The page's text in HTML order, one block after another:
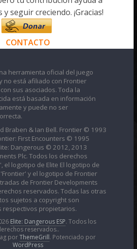
seguir creciendo. ¡Gracias!
CONTACTO
herramienta oficial del juego
no está afiliado con Frontier
sus asociados. Toda la
está basada en información
y puede no ser
Braben & Ian Bell. Frontier © 1993
First Encounters © 1995
Dangerous © 2012, 2013
Plc. Todos los derechos
el logotipo de Elite El logotipo de
y el logotipo de Frontier
de Frontier Developments
reservados. Todas las otras
sujetos a copyright son
propietarios.
Elite: Dangerous ESP . Todos los
reservados..
porThemeGrill . Potenciado por
WordPress